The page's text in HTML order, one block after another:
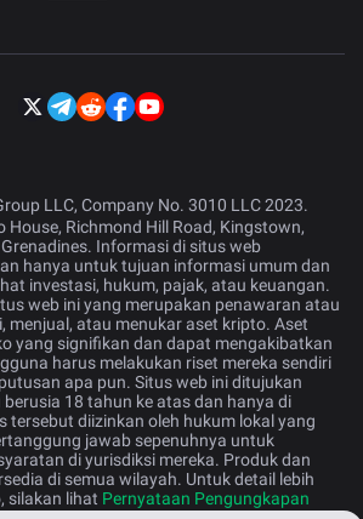
LLC, Company No. 3010 LLC 2023.
Richmond Hill Road, Kingstown,
Informasi di situs web
hanya untuk tujuan informasi umum dan
investasi, hukum, pajak, atau keuangan.
web ini yang merupakan penawaran atau
menjual, atau menukar aset kripto. Aset
yang signifikan dan dapat mengakibatkan
harus melakukan riset mereka sendiri
apa pun. Situs web ini ditujukan
18 tahun ke atas dan hanya di
tersebut diizinkan oleh hukum lokal yang
jawab sepenuhnya untuk
di yurisdiksi mereka. Produk dan
di semua wilayah. Untuk detail lebih
silakan lihat Pernyataan Pengungkapan